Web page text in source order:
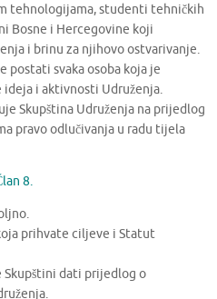
tehnologijama, studenti tehničkih
Bosne i Hercegovine koji
i brinu za njihovo ostvarivanje.
postati svaka osoba koja je
ideja i aktivnosti Udruženja.
Skupština Udruženja na prijedlog
pravo odlučivanja u radu tijela
8.
prihvate ciljeve i Statut
Skupštini dati prijedlog o